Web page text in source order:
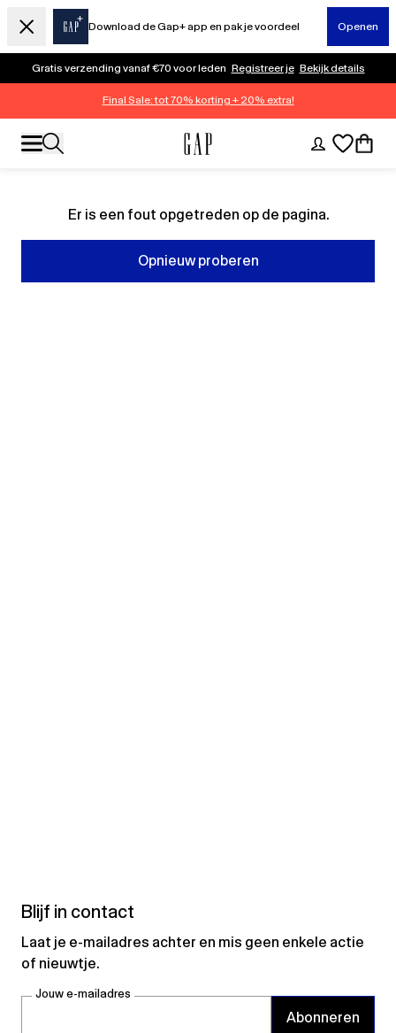
Download de Gap+ app en pak je voordeel Openen
Gratis verzending vanaf €70 voor leden Registreer je Bekijk details
Final Sale: tot 70% korting + 20% extra!
Er is een fout opgetreden op de pagina.
Opnieuw proberen
Blijf in contact
Laat je e-mailadres achter en mis geen enkele actie
of nieuwtje.
Jouw e-mailadres
Abonneren